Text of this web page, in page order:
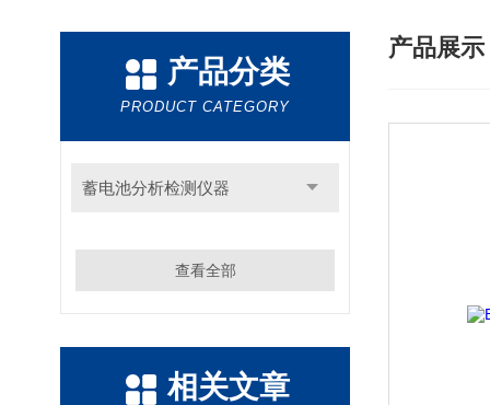
产品分类
PRODUCT CATEGORY
蓄电池分析检测仪器
查看全部
相关文章
产品展示